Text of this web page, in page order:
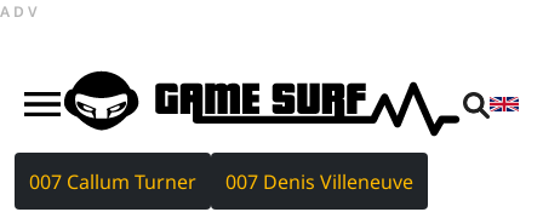
ADV
007 Callum Turner 007 Denis Villeneuve